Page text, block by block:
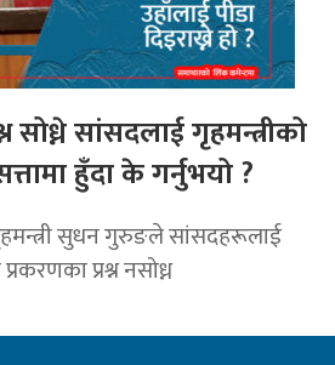
सोध्ने सांसदलाई गृहमन्त्रीको
हुँदा के गर्नुभयो ?
सुधन गुरुङले सांसदहरूलाई
प्रश्न नसोध्न